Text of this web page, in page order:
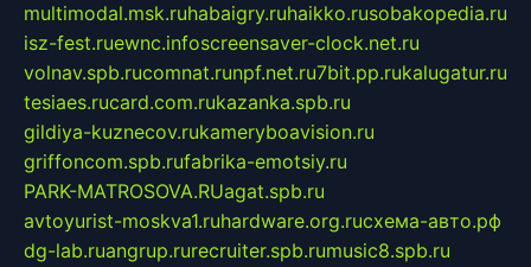
multimodal.msk.ruhabaigry.ruhaikko.rusobakopedia.ru
isz-fest.ruewnc.infoscreensaver-clock.net.ru
volnav.spb.rucomnat.runpf.net.ru7bit.pp.rukalugatur.ru
tesiaes.rucard.com.rukazanka.spb.ru
gildiya-kuznecov.rukameryboavision.ru
griffoncom.spb.rufabrika-emotsiy.ru
PARK-MATROSOVA.RUagat.spb.ru
avtoyurist-moskva1.ruhardware.org.ruсхема-авто.рф
dg-lab.ruangrup.rurecruiter.spb.rumusic8.spb.ru